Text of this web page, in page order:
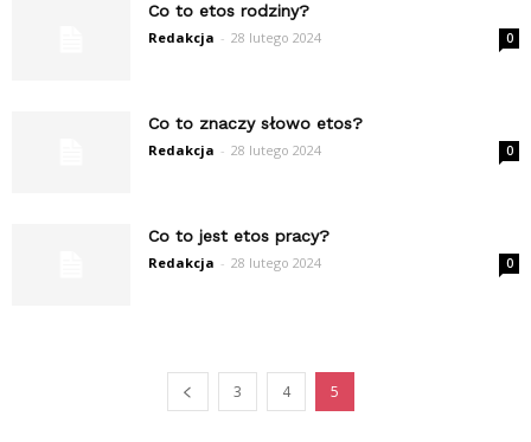
Co to etos rodziny?
Redakcja - 28 lutego 2024 0
Co to znaczy słowo etos?
Redakcja - 28 lutego 2024 0
Co to jest etos pracy?
Redakcja - 28 lutego 2024 0
3 4 5